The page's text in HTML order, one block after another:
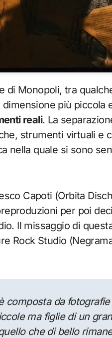
di Monopoli, tra
più piccola
reali. La
strumenti virtuali e
nella quale si sono
Capoti (Orbita
per poi
Il missaggio di
Rock Studio
composta da
ma figlie di un
che di bello